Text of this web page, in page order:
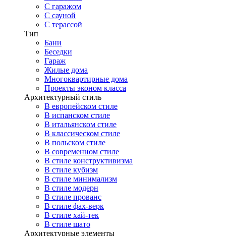
С гаражом
С сауной
С терассой
Тип
Бани
Беседки
Гараж
Жилые дома
Многоквартирные дома
Проекты эконом класса
Архитектурный стиль
В европейском стиле
В испанском стиле
В итальянском стиле
В классическом стиле
В польском стиле
В современном стиле
В стиле конструктивизма
В стиле кубизм
В стиле минимализм
В стиле модерн
В стиле прованс
В стиле фах-верк
В стиле хай-тек
В стиле шато
Архитектурные элементы